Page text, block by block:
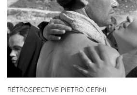
RÉTROSPECTIVE PIETRO GERMI